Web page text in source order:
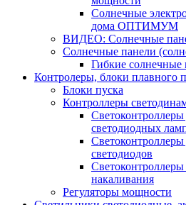
Солнечные
дома ОПТИМУМ
ВИДЕО: Солнечные
Солнечные панели
Гибкие
Контролеры, блоки плавного
Блоки пуска
Контроллеры
светодиодных
светодиодов
накаливания
Регуляторы мощности